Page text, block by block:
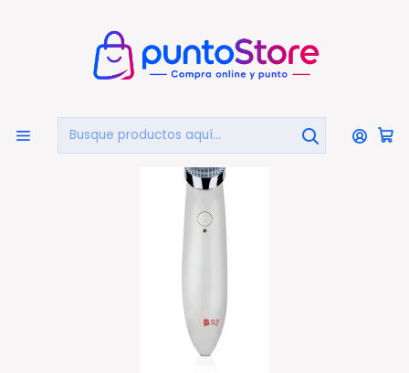
HOGAR Y DECORACIÓN Belleza Y Cuidado Personal
Limpiador Facial
Limpiador Extractor Puntos Negros Succión - Ps